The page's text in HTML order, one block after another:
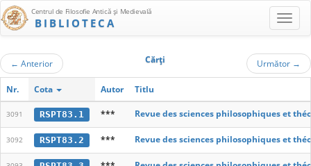
Centrul de Filosofie Antică şi Medievală
BIBLIOTECA
← Anterior Cărţi Următor →
Nr. Cota Autor Titlu
3091 RSPT83.1 *** Revue des sciences philosophiques et
3092 RSPT83.2 *** Revue des sciences philosophiques et